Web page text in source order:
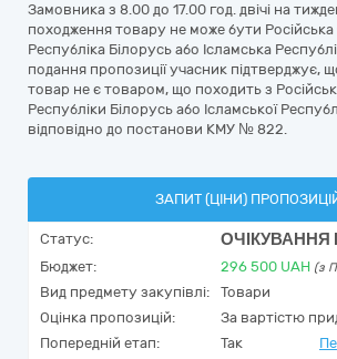
Замовника з 8.00 до 17.00 год. двічі на
походження товару не може бути Російська
Республіка Білорусь або Ісламська
подання пропозиції учасник підтверджує,
товар не є товаром, що походить з
Республіки Білорусь або Ісламської
відповідно до постанови КМУ № 822.
ЗАПИТ (ЦІНИ)
Статус: ОЧІКУВАННЯ
Бюджет: 296 500 UAH (з
Вид предмету закупівлі:
Товари
Оцінка пропозицій:
За вартістю
Попередній етап:
Так